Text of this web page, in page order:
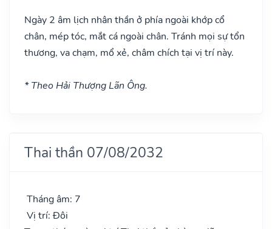
Ngày 2 âm lịch nhân thần ở phía ngoài khớp cổ
chân, mép tóc, mắt cá ngoài chân. Tránh mọi sự tổn
thương, va chạm, mổ xẻ, châm chích tại vị trí này.
* Theo Hải Thượng Lãn Ông.
Thai thần 07/08/2032
Tháng âm: 7
Vị trí: Đôi